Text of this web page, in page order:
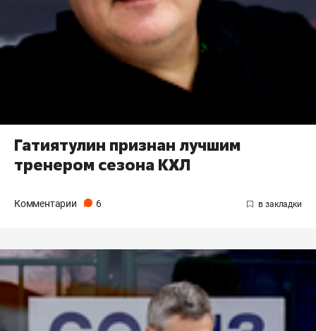
Гатиятулин признан лучшим
тренером сезона КХЛ
Комментарии 6